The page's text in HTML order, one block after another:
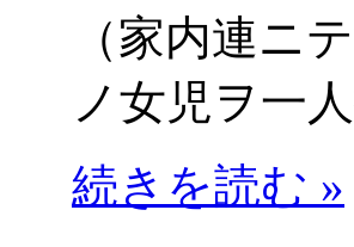
（家内連ニ
ノ女児ヲ一
続きを読む »